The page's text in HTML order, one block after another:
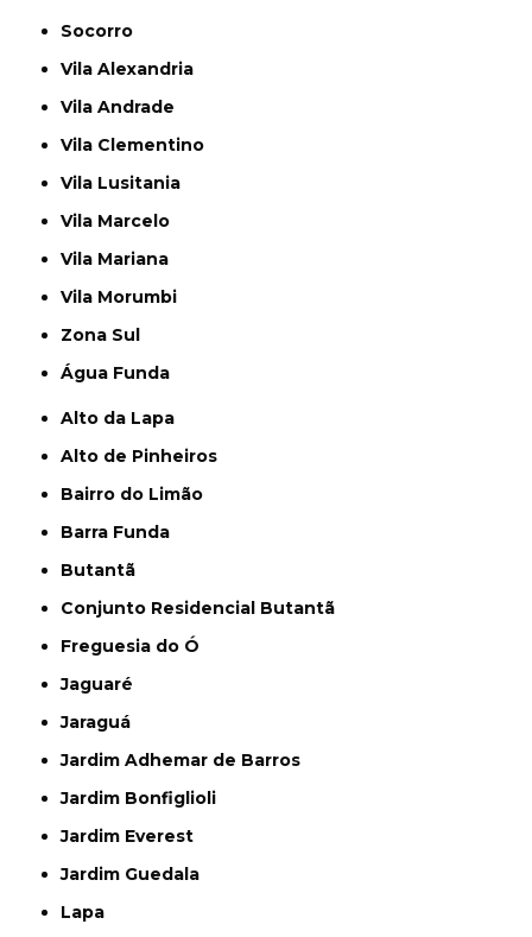
Socorro
Vila Alexandria
Vila Andrade
Vila Clementino
Vila Lusitania
Vila Marcelo
Vila Mariana
Vila Morumbi
Zona Sul
Água Funda
Alto da Lapa
Alto de Pinheiros
Bairro do Limão
Barra Funda
Butantã
Conjunto Residencial Butantã
Freguesia do Ó
Jaguaré
Jaraguá
Jardim Adhemar de Barros
Jardim Bonfiglioli
Jardim Everest
Jardim Guedala
Lapa